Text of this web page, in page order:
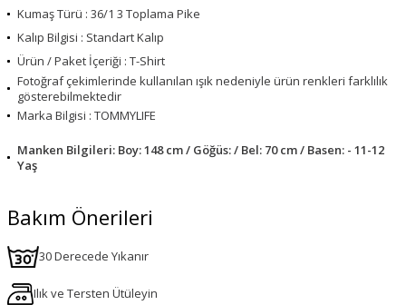
Kumaş Türü : 36/1 3 Toplama Pike
Kalıp Bilgisi : Standart Kalıp
Ürün / Paket İçeriği : T-Shirt
Fotoğraf çekimlerinde kullanılan ışık nedeniyle ürün renkleri farklılık
gösterebilmektedir
Marka Bilgisi : TOMMYLIFE
Manken Bilgileri: Boy: 148 cm / Göğüs: / Bel: 70 cm / Basen: - 11-12
Yaş
Bakım Önerileri
30 Derecede Yıkanır
Ilık ve Tersten Ütüleyin